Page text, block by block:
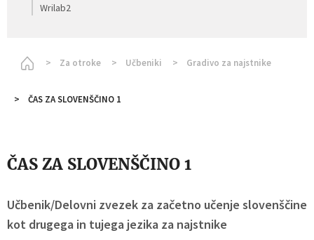
Wrilab2
HomepageZa otroke Učbeniki Gradivo za najstnike
ČAS ZA SLOVENŠČINO 1
ČAS ZA SLOVENŠČINO 1
Učbenik/Delovni zvezek za začetno učenje slovenščine
kot drugega in tujega jezika za najstnike